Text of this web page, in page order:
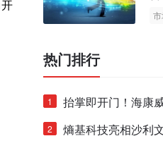
热门排行
1
抬掌即开门！海康
止认人脸，更认"掌
2
熵基科技亮相沙利